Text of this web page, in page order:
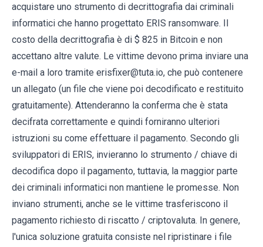
acquistare uno strumento di decrittografia dai criminali
informatici che hanno progettato ERIS ransomware. Il
costo della decrittografia è di $ 825 in Bitcoin e non
accettano altre valute. Le vittime devono prima inviare una
e-mail a loro tramite erisfixer@tuta.io, che può contenere
un allegato (un file che viene poi decodificato e restituito
gratuitamente). Attenderanno la conferma che è stata
decifrata correttamente e quindi forniranno ulteriori
istruzioni su come effettuare il pagamento. Secondo gli
sviluppatori di ERIS, invieranno lo strumento / chiave di
decodifica dopo il pagamento, tuttavia, la maggior parte
dei criminali informatici non mantiene le promesse. Non
inviano strumenti, anche se le vittime trasferiscono il
pagamento richiesto di riscatto / criptovaluta. In genere,
l'unica soluzione gratuita consiste nel ripristinare i file